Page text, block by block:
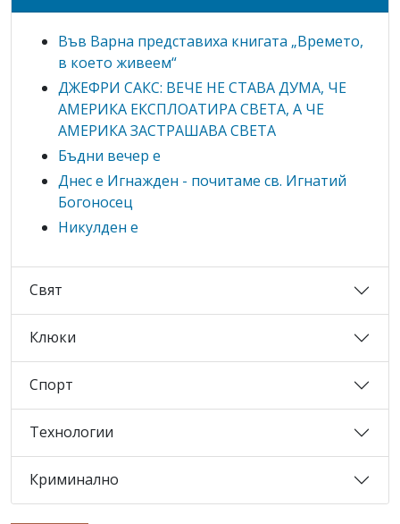
Във Варна представиха книгата „Времето,
в което живеем“
ДЖЕФРИ САКС: ВЕЧЕ НЕ СТАВА ДУМА, ЧЕ
АМЕРИКА ЕКСПЛОАТИРА СВЕТА, А ЧЕ
АМЕРИКА ЗАСТРАШАВА СВЕТА
Бъдни вечер е
Днес е Игнажден - почитаме св. Игнатий
Богоносец
Никулден е
Свят
Клюки
Спорт
Технологии
Криминално